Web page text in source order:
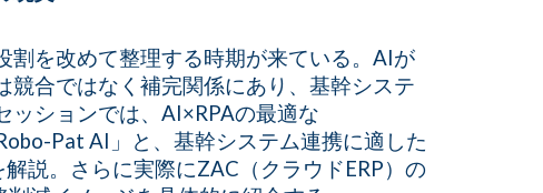
割を改めて整理する時期が来ている。AIが
競合ではなく補完関係にあり、基幹システ
ッションでは、AI×RPAの最適な
Pat AI」と、基幹システム連携に適した
説。さらに実際にZAC（クラウドERP）の